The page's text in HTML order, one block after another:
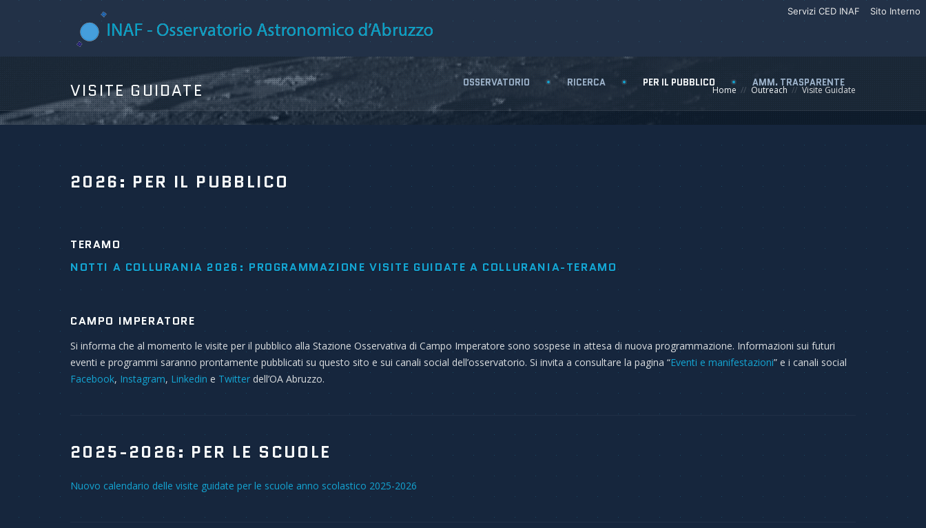
Sito Interno
Servizi CED INAF
OSSERVATORIO RICERCA PER IL PUBBLICO AMM. TRASPARENTE
VISITE GUIDATE Home Outreach Visite Guidate
2026: PER IL PUBBLICO
TERAMO
NOTTI A COLLURANIA 2026: PROGRAMMAZIONE VISITE GUIDATE A COLLURANIA-TERAMO
CAMPO IMPERATORE
Si informa che al momento le visite per il pubblico alla Stazione Osservativa di Campo Imperatore sono sospese in attesa di nuova programmazione. Informazioni sui futuri
eventi e programmi saranno prontamente pubblicati su questo sito e sui canali social dell’osservatorio. Si invita a consultare la pagina “Eventi e manifestazioni” e i canali social
Facebook, Instagram, Linkedin e Twitter dell’OA Abruzzo.
2025-2026: PER LE SCUOLE
Nuovo calendario delle visite guidate per le scuole anno scolastico 2025-2026